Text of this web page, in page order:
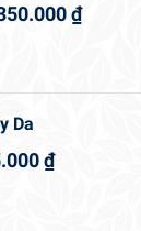
₫
Da
₫